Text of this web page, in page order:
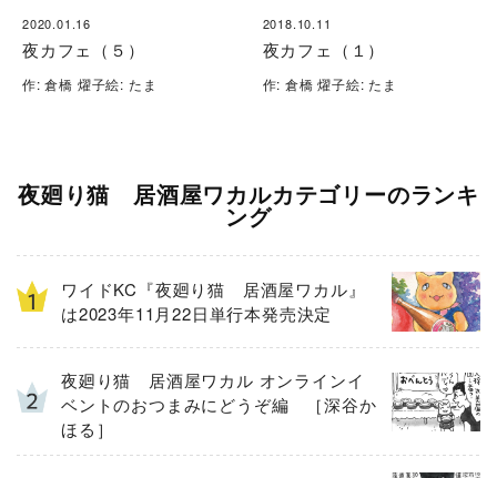
2020.01.16
夜カフェ（５）
作: 倉橋 燿子絵: たま
2018.10.11
夜カフェ（１）
作: 倉橋 燿子絵: たま
夜廻り猫 居酒屋ワカルカテゴリーのランキ
ング
ワイドKC『夜廻り猫 居酒屋ワカル』
は2023年11月22日単行本発売決定
夜廻り猫 居酒屋ワカル オンラインイ
ベントのおつまみにどうぞ編 ［深谷か
ほる］